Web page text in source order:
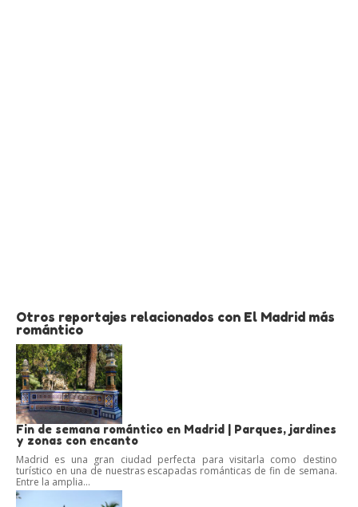
Otros reportajes relacionados con El Madrid más
romántico
Fin de semana romántico en Madrid | Parques, jardines
y zonas con encanto
Madrid es una gran ciudad perfecta para visitarla como destino
turístico en una de nuestras escapadas románticas de fin de semana.
Entre la amplia...